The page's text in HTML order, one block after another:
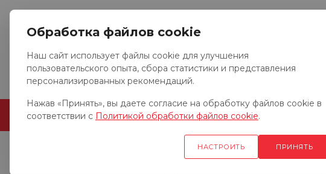
ГЛАВНАЯ О КОМПАНИИ
Запчасти к грузовым
Обработка файлов cookie
Наш сайт использует файлы cookie для улучшения
пользовательского опыта, сбора статистики и представления
персонализированных рекомендаций.
Нажав «Принять», вы даете согласие на обработку файлов cookie в
соответствии с Политикой обработки файлов cookie.
НАСТРОИТЬ ПРИНЯТЬ